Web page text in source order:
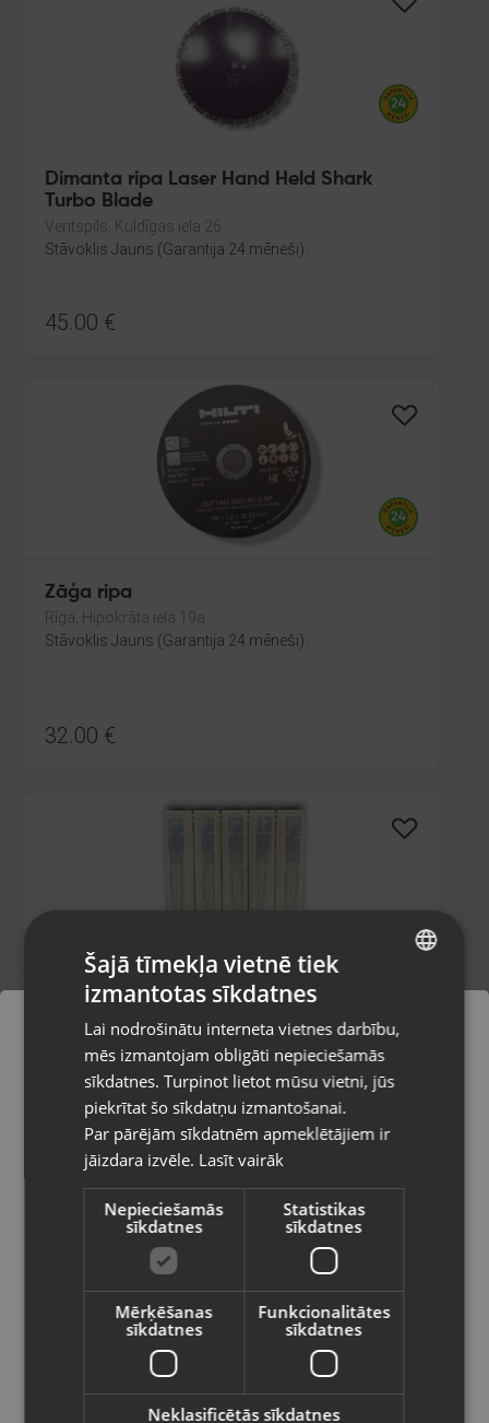
Dimanta ripa Laser Hand Held Shark
Turbo Blade
Ventspils, Kuldīgas iela 26
Stāvoklis Jauns (Garantija 24 mēneši)
45.00 €
Zāģa ripa
Rīga, Hipokrāta iela 19a
Stāvoklis Jauns (Garantija 24 mēneši)
32.00 €
OSG V-POT M14x1.5 OH4 5P
Valmiera, Cēsu iela 11
Stāvoklis Jauns (Garantija 24 mēneši)
15.00€
Hilti M-TFB OC 250x
Pasūtījumi tiks piegādāti uz
izvēlēto valsti
Vietnes saturs būs attēlots izvēlētajā
valodā
Valsts
Latviešu / Latvian
RUSSIAN
Šajā tīmekļa vietnē tiek
izmantotas sīkdatnes
Lai nodrošinātu interneta vietnes darbību,
mēs izmantojam obligāti nepieciešamās
sīkdatnes. Turpinot lietot mūsu vietni, jūs
piekrītat šo sīkdatņu izmantošanai.
Par pārējām sīkdatnēm apmeklētājiem ir
jāizdara izvēle. Lasīt vairāk
Nepieciešamās
sīkdatnes
Statistikas
sīkdatnes
Mērķēšanas
sīkdatnes
Funkcionalitātes
sīkdatnes
Neklasificētās sīkdatnes